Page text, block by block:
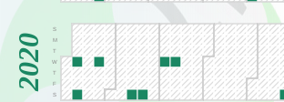
2020
S
M
T
W
T
F
S